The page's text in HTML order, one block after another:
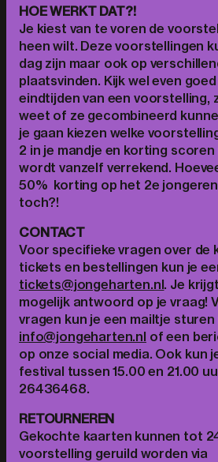
HOE WERKT DAT?!
Je kiest van te voren de
heen wilt. Deze voorstellingen
dag zijn maar ook op
plaatsvinden. Kijk wel even
eindtijden van een voorstelling,
weet of ze gecombineerd
je gaan kiezen welke
2 in je mandje en korting
wordt vanzelf verrekend.
50% korting op het 2e
toch?!
CONTACT
Voor specifieke vragen over de
tickets en bestellingen kun je
tickets@jongeharten.nl. Je
mogelijk antwoord op je vraag!
vragen kun je een mailtje sturen
info@jongeharten.nl of een
op onze social media. Ook kun
festival tussen 15.00 en 21.00
26436468.
RETOURNEREN
Gekochte kaarten kunnen tot
voorstelling geruild worden via